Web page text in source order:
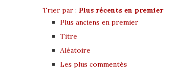
Trier par : Plus récents en premier
Plus anciens en premier
Titre
Aléatoire
Les plus commentés